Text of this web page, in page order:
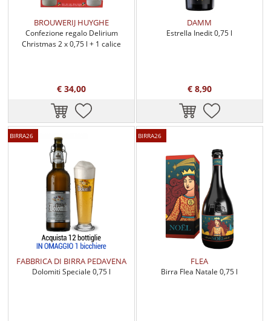
BROUWERIJ HUYGHE
Confezione regalo Delirium
Christmas 2 x 0,75 l + 1 calice
€ 34,00
DAMM
Estrella Inedit 0,75 l
€ 8,90
BIRRA26
FABBRICA DI BIRRA PEDAVENA
Dolomiti Speciale 0,75 l
BIRRA26
FLEA
Birra Flea Natale 0,75 l